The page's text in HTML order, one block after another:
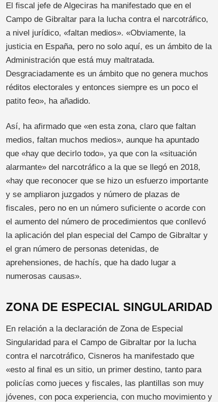
El fiscal jefe de Algeciras ha manifestado que en el
Campo de Gibraltar para la lucha contra el narcotráfico,
a nivel jurídico, «faltan medios». «Obviamente, la
justicia en España, pero no solo aquí, es un ámbito de la
Administración que está muy maltratada.
Desgraciadamente es un ámbito que no genera muchos
réditos electorales y entonces siempre es un poco el
patito feo», ha añadido.
Así, ha afirmado que «en esta zona, claro que faltan
medios, faltan muchos medios», aunque ha apuntado
que «hay que decirlo todo», ya que con la «situación
alarmante» del narcotráfico a la que se llegó en 2018,
«hay que reconocer que se hizo un esfuerzo importante
y se ampliaron juzgados y número de plazas de
fiscales, pero no en un número suficiente o acorde con
el aumento del número de procedimientos que conllevó
la aplicación del plan especial del Campo de Gibraltar y
el gran número de personas detenidas, de
aprehensiones, de hachís, que ha dado lugar a
numerosas causas».
ZONA DE ESPECIAL SINGULARIDAD
En relación a la declaración de Zona de Especial
Singularidad para el Campo de Gibraltar por la lucha
contra el narcotráfico, Cisneros ha manifestado que
«esto al final es un sitio, un primer destino, tanto para
policías como jueces y fiscales, las plantillas son muy
jóvenes, con poca experiencia, con mucho movimiento y